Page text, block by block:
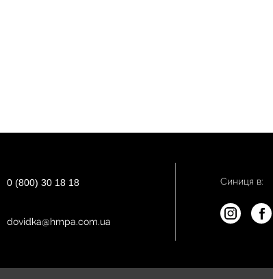
0 (800) 30 18 18
dovidka@hmpa.com.ua
Синиця в: